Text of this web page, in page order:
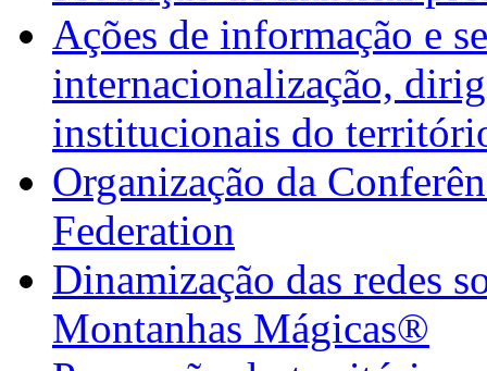
Ações de informação e
internacionalização,
institucionais do
Organização da
Federation
Dinamização das redes
Montanhas Mágicas®